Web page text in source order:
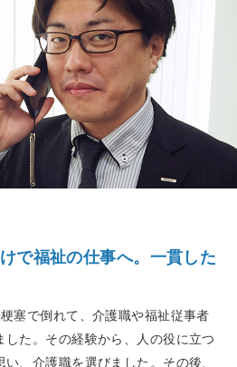
で福祉の仕事へ。一貫した
塞で倒れて、介護職や福祉従事者
た。その経験から、人の役に立つ
、介護職を選びました。その後、